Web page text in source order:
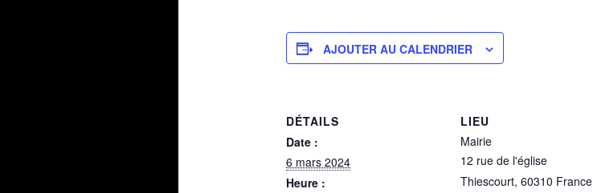
AJOUTER AU CALENDRIER
DÉTAILS
Date :
6 mars 2024
Heure :
LIEU
Mairie
12 rue de l'église
Thiescourt, 60310 France